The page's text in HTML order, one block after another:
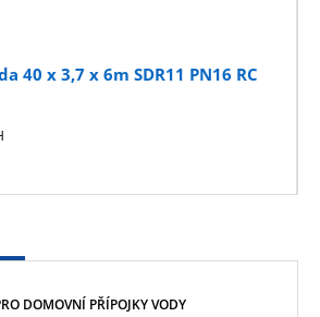
40 x 3,7 x 6m SDR11 PN16 RC
DOMOVNÍ PŘÍPOJKY VODY